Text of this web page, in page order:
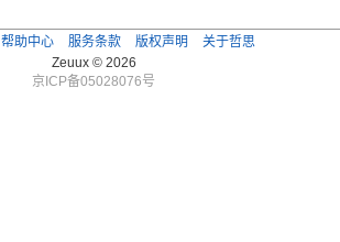
帮助中心 服务条款 版权声明
关于哲思
Zeuux © 2026
京ICP备05028076号